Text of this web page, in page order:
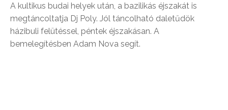
A kultikus budai helyek után, a bazilikás éjszakát is
megtáncoltatja Dj Poly. Jól táncolható daletűdök
házibuli felütéssel, péntek éjszakásan. A
bemelegítésben Adam Nova segít.